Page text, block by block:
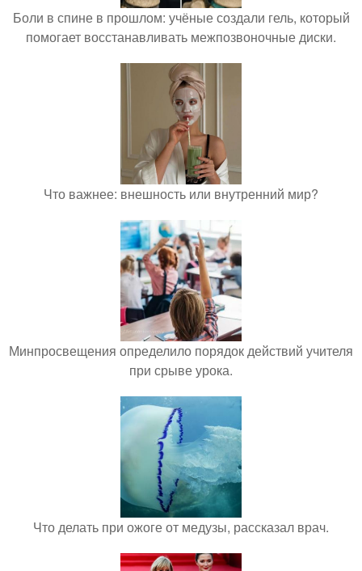
Боли в спине в прошлом: учёные создали гель, который
помогает восстанавливать межпозвоночные диски.
Что важнее: внешность или внутренний мир?
Минпросвещения определило порядок действий учителя
при срыве урока.
Что делать при ожоге от медузы, рассказал врач.